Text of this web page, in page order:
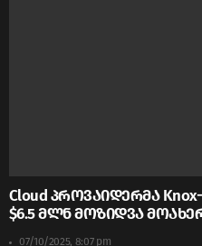
Cloud პროვაიდერმა
$6.5 მლნ მოზიდვა
07/10/2025, 8:07 pm